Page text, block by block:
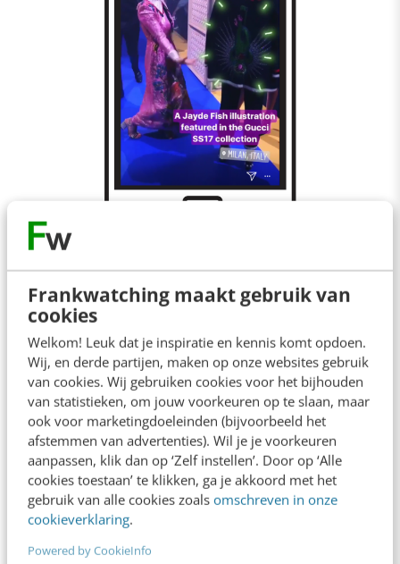
Frankwatching maakt gebruik van
cookies
Welkom! Leuk dat je inspiratie en kennis komt opdoen.
Wij, en derde partijen, maken op onze websites gebruik
van cookies. Wij gebruiken cookies voor het bijhouden
van statistieken, om jouw voorkeuren op te slaan, maar
ook voor marketingdoeleinden (bijvoorbeeld het
afstemmen van advertenties). Wil je je voorkeuren
aanpassen, klik dan op ‘Zelf instellen’. Door op ‘Alle
cookies toestaan’ te klikken, ga je akkoord met het
gebruik van alle cookies zoals omschreven in onze
cookieverklaring.
Powered by CookieInfo
Stories maken de meeste impact
Gebruik Stories om je Instagram-verhaal meer
inhoud te geven. Deze content is staand,
beeldvullend en tijdelijk. Het heeft een enorme
impact, omdat er geen afleiding is. Je kijkt naar
een verhaal zonder allerlei knoppen en
berichten die door elkaar lopen.
Vertel de verhalen achter de schermen, maak
het zelfs persoonlijk als het merk dat toestaat.